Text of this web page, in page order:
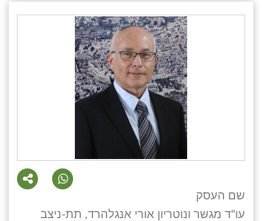
שם העסק
עו"ד מגשר ונוטריון אורי אנגלהרד, תת-ניצב